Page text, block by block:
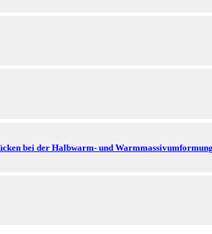
bei der Halbwarm- und